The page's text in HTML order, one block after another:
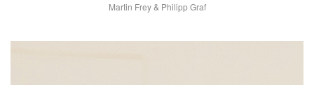
Martin Frey & Philipp Graf